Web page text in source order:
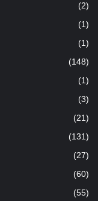
(2)
(1)
(1)
(148)
(1)
(3)
(21)
(131)
(27)
(60)
(55)